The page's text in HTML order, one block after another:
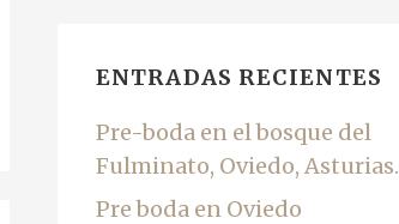
ENTRADAS RECIENTES
Pre-boda en el bosque del
Fulminato, Oviedo, Asturias.
Pre boda en Oviedo